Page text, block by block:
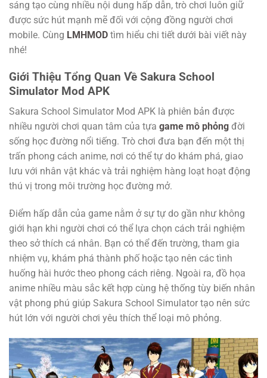
sáng tạo cùng nhiều nội dung hấp dẫn, trò chơi luôn giữ
được sức hút mạnh mẽ đối với cộng đồng người chơi
mobile. Cùng LMHMOD tìm hiểu chi tiết dưới bài viết này
nhé!
Giới Thiệu Tổng Quan Về Sakura School
Simulator Mod APK
Sakura School Simulator Mod APK là phiên bản được
nhiều người chơi quan tâm của tựa game mô phỏng đời
sống học đường nổi tiếng. Trò chơi đưa bạn đến một thị
trấn phong cách anime, nơi có thể tự do khám phá, giao
lưu với nhân vật khác và trải nghiệm hàng loạt hoạt động
thú vị trong môi trường học đường mở.
Điểm hấp dẫn của game nằm ở sự tự do gần như không
giới hạn khi người chơi có thể lựa chọn cách trải nghiệm
theo sở thích cá nhân. Bạn có thể đến trường, tham gia
nhiệm vụ, khám phá thành phố hoặc tạo nên các tình
huống hài hước theo phong cách riêng. Ngoài ra, đồ họa
anime nhiều màu sắc kết hợp cùng hệ thống tùy biến nhân
vật phong phú giúp Sakura School Simulator tạo nên sức
hút lớn với người chơi yêu thích thể loại mô phỏng.